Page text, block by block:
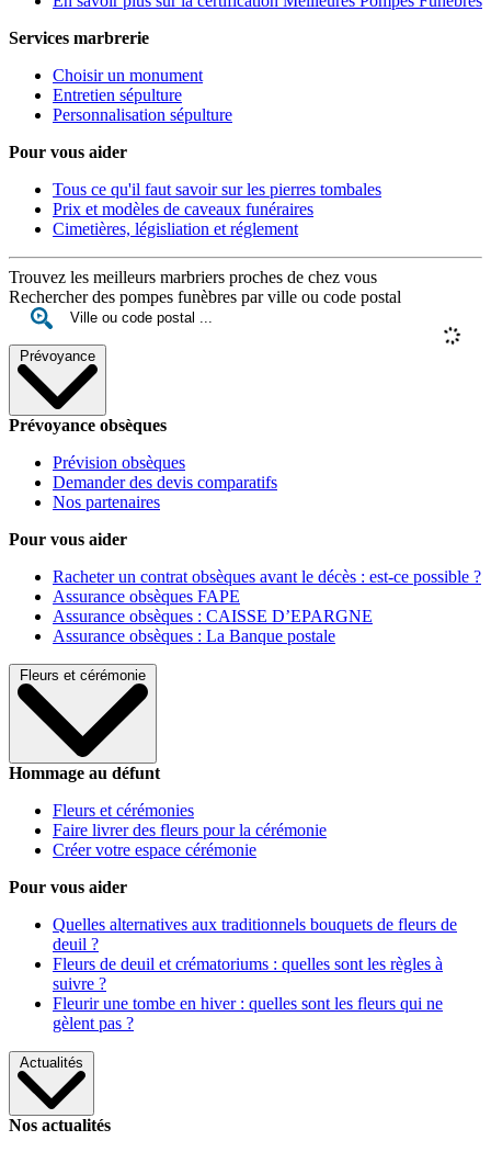
Services marbrerie
Choisir un monument
Entretien sépulture
Personnalisation sépulture
Pour vous aider
Tous ce qu'il faut savoir sur les pierres tombales
Prix et modèles de caveaux funéraires
Cimetières, législiation et réglement
Trouvez les meilleurs marbriers proches de chez vous
Rechercher des pompes funèbres par ville ou code postal
Prévoyance
Prévoyance obsèques
Prévision obsèques
Demander des devis comparatifs
Nos partenaires
Pour vous aider
Racheter un contrat obsèques avant le décès : est-ce possible ?
Assurance obsèques FAPE
Assurance obsèques : CAISSE D’EPARGNE
Assurance obsèques : La Banque postale
Fleurs et cérémonie
Hommage au défunt
Fleurs et cérémonies
Faire livrer des fleurs pour la cérémonie
Créer votre espace cérémonie
Pour vous aider
Quelles alternatives aux traditionnels bouquets de fleurs de
deuil ?
Fleurs de deuil et crématoriums : quelles sont les règles à
suivre ?
Fleurir une tombe en hiver : quelles sont les fleurs qui ne
gèlent pas ?
Actualités
Nos actualités